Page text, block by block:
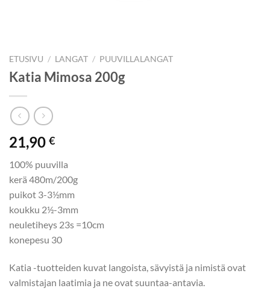
ETUSIVU / LANGAT / PUUVILLALANGAT
Katia Mimosa 200g
21,90 €
100% puuvilla
kerä 480m/200g
puikot 3-3½mm
koukku 2½-3mm
neuletiheys 23s =10cm
konepesu 30
Katia -tuotteiden kuvat langoista, sävyistä ja nimistä ovat
valmistajan laatimia ja ne ovat suuntaa-antavia.